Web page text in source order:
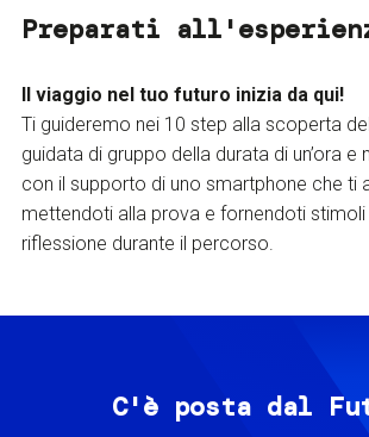
Preparati
Il viaggio nel tuo futuro inizia da qui!
Ti guideremo nei 10 step alla scoperta
guidata di gruppo della durata di un’ora e
con il supporto di uno smartphone che ti
mettendoti alla prova e fornendoti stimoli
riflessione durante il percorso.
C'è posta dal